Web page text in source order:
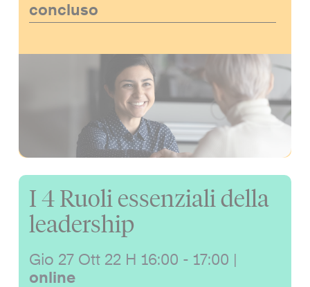
concluso
I 4 Ruoli essenziali della
leadership
Gio 27 Ott 22 H 16:00 - 17:00 |
online